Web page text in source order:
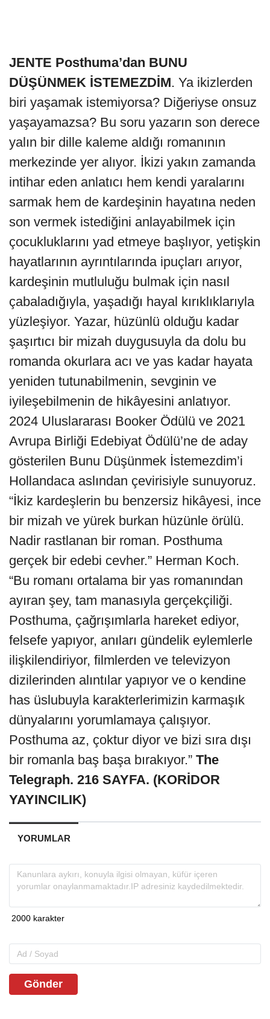
JENTE Posthuma’dan BUNU
DÜŞÜNMEK İSTEMEZDİM. Ya ikizlerden
biri yaşamak istemiyorsa? Diğeriyse onsuz
yaşayamazsa? Bu soru yazarın son derece
yalın bir dille kaleme aldığı romanının
merkezinde yer alıyor. İkizi yakın zamanda
intihar eden anlatıcı hem kendi yaralarını
sarmak hem de kardeşinin hayatına neden
son vermek istediğini anlayabilmek için
çocukluklarını yad etmeye başlıyor, yetişkin
hayatlarının ayrıntılarında ipuçları arıyor,
kardeşinin mutluluğu bulmak için nasıl
çabaladığıyla, yaşadığı hayal kırıklıklarıyla
yüzleşiyor. Yazar, hüzünlü olduğu kadar
şaşırtıcı bir mizah duygusuyla da dolu bu
romanda okurlara acı ve yas kadar hayata
yeniden tutunabilmenin, sevginin ve
iyileşebilmenin de hikâyesini anlatıyor.
2024 Uluslararası Booker Ödülü ve 2021
Avrupa Birliği Edebiyat Ödülü’ne de aday
gösterilen Bunu Düşünmek İstemezdim’i
Hollandaca aslından çevirisiyle sunuyoruz.
“İkiz kardeşlerin bu benzersiz hikâyesi, ince
bir mizah ve yürek burkan hüzünle örülü.
Nadir rastlanan bir roman. Posthuma
gerçek bir edebi cevher.” Herman Koch.
“Bu romanı ortalama bir yas romanından
ayıran şey, tam manasıyla gerçekçiliği.
Posthuma, çağrışımlarla hareket ediyor,
felsefe yapıyor, anıları gündelik eylemlerle
ilişkilendiriyor, filmlerden ve televizyon
dizilerinden alıntılar yapıyor ve o kendine
has üslubuyla karakterlerimizin karmaşık
dünyalarını yorumlamaya çalışıyor.
Posthuma az, çoktur diyor ve bizi sıra dışı
bir romanla baş başa bırakıyor.” The
Telegraph. 216 SAYFA. (KORİDOR
YAYINCILIK)
YORUMLAR
Gönder